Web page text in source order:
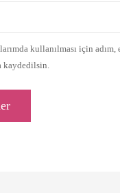
kullanılması için adım,
kaydedilsin.